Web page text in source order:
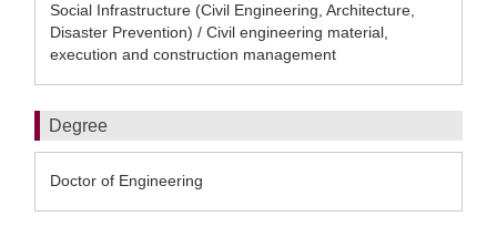
Social Infrastructure (Civil Engineering, Architecture,
Disaster Prevention) / Civil engineering material,
execution and construction management
Degree
Doctor of Engineering